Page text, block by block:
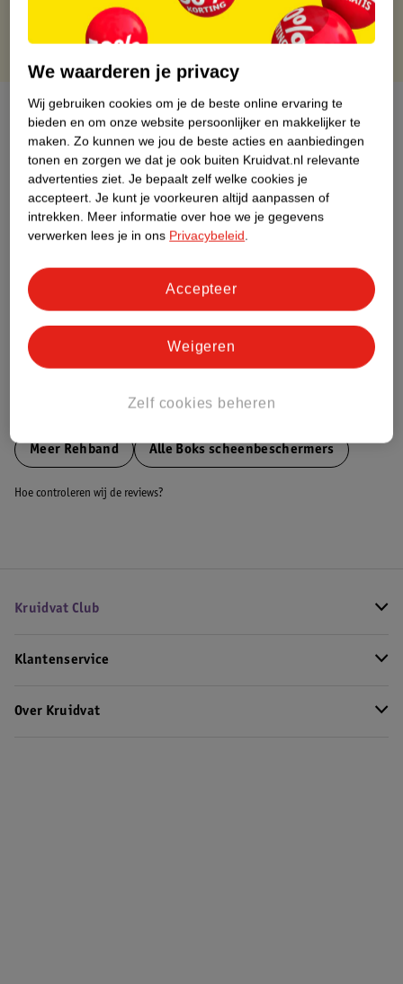
Over dit product
Productinformatie
Nature Impact Score
Dit product heeft (nog) geen Nature
Meer informatie
Bestel & Bezorginformatie
Meer Rehband Alle Boks scheenbeschermers
Hoe controleren wij de reviews?
Kruidvat Club
Klantenservice
Over Kruidvat
We waarderen je privacy
Wij gebruiken cookies om je de beste online ervaring te
bieden en om onze website persoonlijker en makkelijker te
maken. Zo kunnen we jou de beste acties en aanbiedingen
tonen en zorgen we dat je ook buiten Kruidvat.nl relevante
advertenties ziet. Je bepaalt zelf welke cookies je
accepteert. Je kunt je voorkeuren altijd aanpassen of
intrekken. Meer informatie over hoe we je gegevens
verwerken lees je in ons Privacybeleid.
Zelf cookies beheren
Weigeren
Accepteer